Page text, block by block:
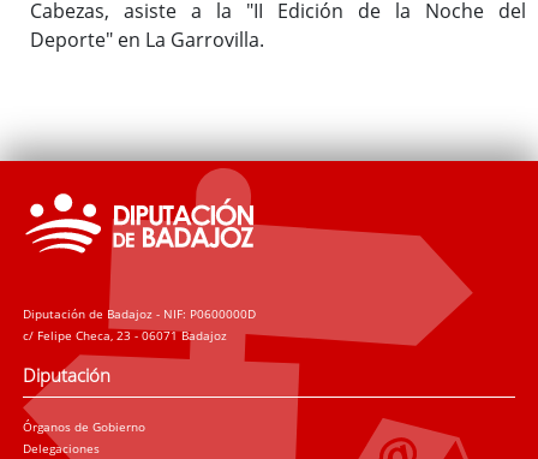
Cabezas, asiste a la "II Edición de la Noche del
Deporte" en La Garrovilla.
Diputación de Badajoz - NIF: P0600000D
c/ Felipe Checa, 23 - 06071 Badajoz
Diputación
Órganos de Gobierno
Delegaciones